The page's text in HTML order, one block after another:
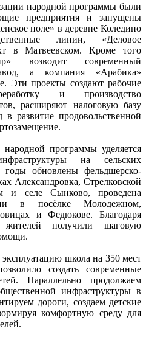
народной программы были
предприятия и запущены
поле» в деревне Коледино
линии, «Деловое
в Матвеевском. Кроме того
возводит современный
а компания «Арабика»
Эти проекты создают рабочие
и производство
расширяют налоговую базу
развитие продовольственной
программы уделяется
на сельских
годы обновлены фельдшерско-
Александровка, Стрелковской
и селе Сынково, проведена
в посёлке Молодежном,
и Федюкове. Благодаря
получили шаговую
школа на 350 мест
создать современные
Параллельно продолжаем
инфраструктуры в
дороги, создаем детские
комфортную среду для